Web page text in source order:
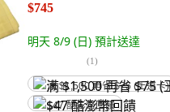
$745
明天 8/9 (日) 預計送達
(1)
满 $1,500 再省 $75 (王道卡)
$47 酷澎幣回饋